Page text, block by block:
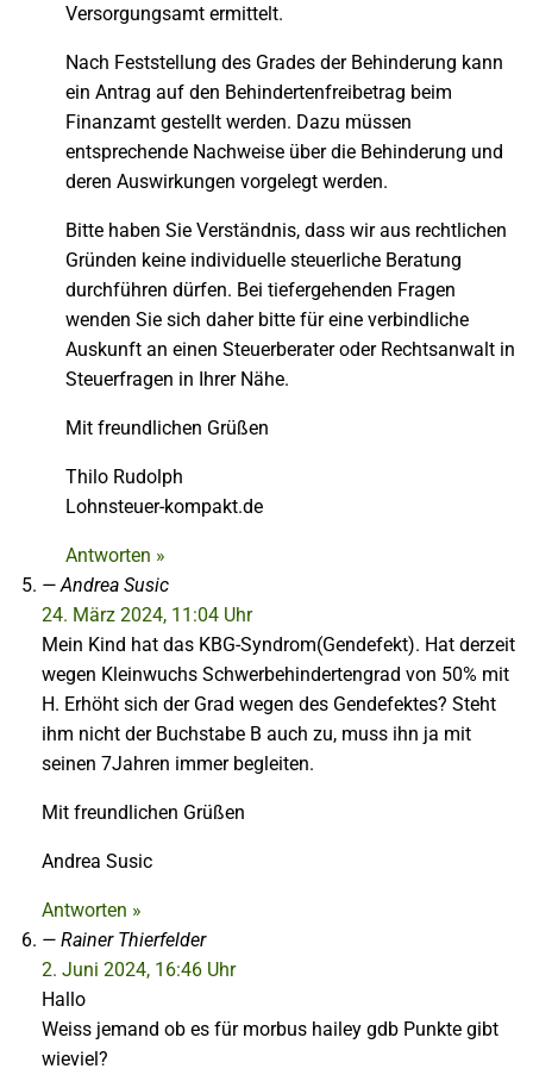
Versorgungsamt ermittelt.
Nach Feststellung des Grades der Behinderung kann
ein Antrag auf den Behindertenfreibetrag beim
Finanzamt gestellt werden. Dazu müssen
entsprechende Nachweise über die Behinderung und
deren Auswirkungen vorgelegt werden.
Bitte haben Sie Verständnis, dass wir aus rechtlichen
Gründen keine individuelle steuerliche Beratung
durchführen dürfen. Bei tiefergehenden Fragen
wenden Sie sich daher bitte für eine verbindliche
Auskunft an einen Steuerberater oder Rechtsanwalt in
Steuerfragen in Ihrer Nähe.
Mit freundlichen Grüßen
Thilo Rudolph
Lohnsteuer-kompakt.de
Antworten »
Andrea Susic
24. März 2024, 11:04 Uhr
Mein Kind hat das KBG-Syndrom(Gendefekt). Hat derzeit
wegen Kleinwuchs Schwerbehindertengrad von 50% mit
H. Erhöht sich der Grad wegen des Gendefektes? Steht
ihm nicht der Buchstabe B auch zu, muss ihn ja mit
seinen 7Jahren immer begleiten.
Mit freundlichen Grüßen
Andrea Susic
Antworten »
Rainer Thierfelder
2. Juni 2024, 16:46 Uhr
Hallo
Weiss jemand ob es für morbus hailey gdb Punkte gibt
wieviel?